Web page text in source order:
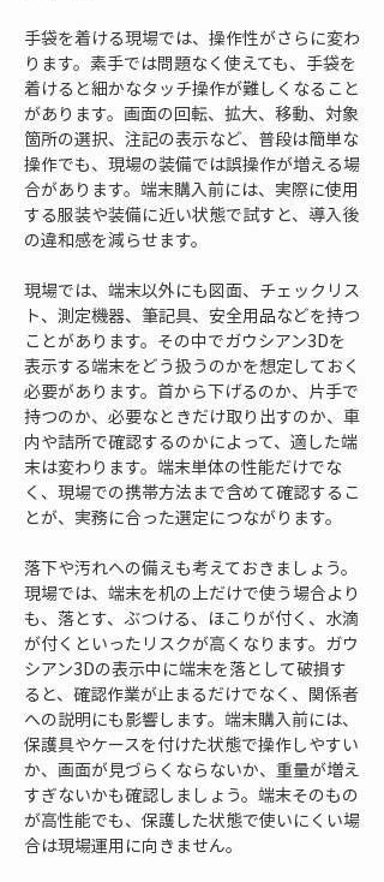
手袋を着ける現場では、操作性がさらに変わ
ります。素手では問題なく使えても、手袋を
着けると細かなタッチ操作が難しくなること
があります。画面の回転、拡大、移動、対象
箇所の選択、注記の表示など、普段は簡単な
操作でも、現場の装備では誤操作が増える場
合があります。端末購入前には、実際に使用
する服装や装備に近い状態で試すと、導入後
の違和感を減らせます。
現場では、端末以外にも図面、チェックリス
ト、測定機器、筆記具、安全用品などを持つ
ことがあります。その中でガウシアン3Dを
表示する端末をどう扱うのかを想定しておく
必要があります。首から下げるのか、片手で
持つのか、必要なときだけ取り出すのか、車
内や詰所で確認するのかによって、適した端
末は変わります。端末単体の性能だけでな
く、現場での携帯方法まで含めて確認するこ
とが、実務に合った選定につながります。
落下や汚れへの備えも考えておきましょう。
現場では、端末を机の上だけで使う場合より
も、落とす、ぶつける、ほこりが付く、水滴
が付くといったリスクが高くなります。ガウ
シアン3Dの表示中に端末を落として破損す
ると、確認作業が止まるだけでなく、関係者
への説明にも影響します。端末購入前には、
保護具やケースを付けた状態で操作しやすい
か、画面が見づらくならないか、重量が増え
すぎないかも確認しましょう。端末そのもの
が高性能でも、保護した状態で使いにくい場
合は現場運用に向きません。